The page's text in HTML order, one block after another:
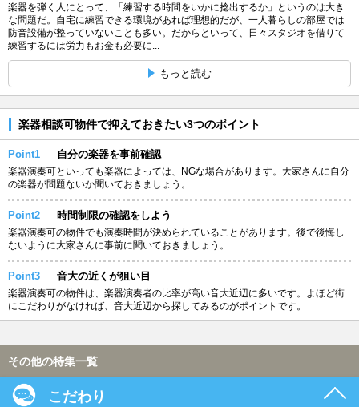
楽器を弾く人にとって、「練習する時間をいかに捻出するか」というのは大き
な問題だ。自宅に練習できる環境があれば理想的だが、一人暮らしの部屋では
防音設備が整っていないことも多い。だからといって、日々スタジオを借りて
練習するには労力もお金も必要に...
もっと読む
楽器相談可物件で抑えておきたい3つのポイント
Point1 自分の楽器を事前確認
楽器演奏可といっても楽器によっては、NGな場合があります。大家さんに自分
の楽器が問題ないか聞いておきましょう。
Point2 時間制限の確認をしよう
楽器演奏可の物件でも演奏時間が決められていることがあります。後で後悔し
ないように大家さんに事前に聞いておきましょう。
Point3 音大の近くが狙い目
楽器演奏可の物件は、楽器演奏者の比率が高い音大近辺に多いです。よほど街
にこだわりがなければ、音大近辺から探してみるのがポイントです。
その他の特集一覧
こだわり